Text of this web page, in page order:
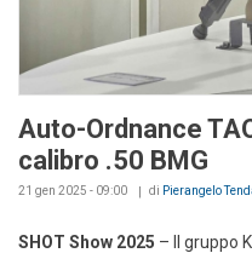
Auto-Ordnance
calibro .50 BMG
21 gen 2025 - 09:00 di Pierangelo
SHOT Show 2025 – Il gruppo